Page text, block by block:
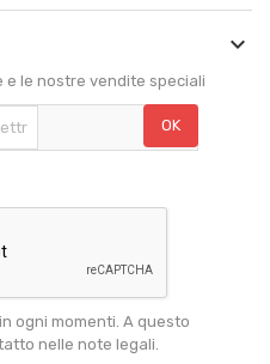

e le nostre vendite speciali
ogni momenti. A questo
nelle note legali.